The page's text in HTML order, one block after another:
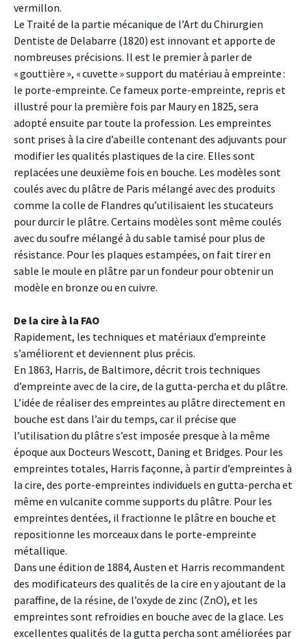
vermillon.
Le Traité de la partie mécanique de l’Art du Chirurgien
Dentiste de Delabarre (1820) est innovant et apporte de
nombreuses précisions. Il est le premier à parler de
« gouttière », « cuvette » support du matériau à empreinte :
le porte-empreinte. Ce fameux porte-empreinte, repris et
illustré pour la première fois par Maury en 1825, sera
adopté ensuite par toute la profession. Les empreintes
sont prises à la cire d’abeille contenant des adjuvants pour
modifier les qualités plastiques de la cire. Elles sont
replacées une deuxième fois en bouche. Les modèles sont
coulés avec du plâtre de Paris mélangé avec des produits
comme la colle de Flandres qu’utilisaient les stucateurs
pour durcir le plâtre. Certains modèles sont même coulés
avec du soufre mélangé à du sable tamisé pour plus de
résistance. Pour les plaques estampées, on fait tirer en
sable le moule en plâtre par un fondeur pour obtenir un
modèle en bronze ou en cuivre.
De la cire à la FAO
Rapidement, les techniques et matériaux d’empreinte
s’améliorent et deviennent plus précis.
En 1863, Harris, de Baltimore, décrit trois techniques
d’empreinte avec de la cire, de la gutta-percha et du plâtre.
L’idée de réaliser des empreintes au plâtre directement en
bouche est dans l’air du temps, car il précise que
l’utilisation du plâtre s’est imposée presque à la même
époque aux Docteurs Wescott, Daning et Bridges. Pour les
empreintes totales, Harris façonne, à partir d’empreintes à
la cire, des porte-empreintes individuels en gutta-percha et
même en vulcanite comme supports du plâtre. Pour les
empreintes dentées, il fractionne le plâtre en bouche et
repositionne les morceaux dans le porte-empreinte
métallique.
Dans une édition de 1884, Austen et Harris recommandent
des modificateurs des qualités de la cire en y ajoutant de la
paraffine, de la résine, de l’oxyde de zinc (ZnO), et les
empreintes sont refroidies en bouche avec de la glace. Les
excellentes qualités de la gutta percha sont améliorées par